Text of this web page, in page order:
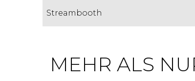
Streambooth
MEHR ALS